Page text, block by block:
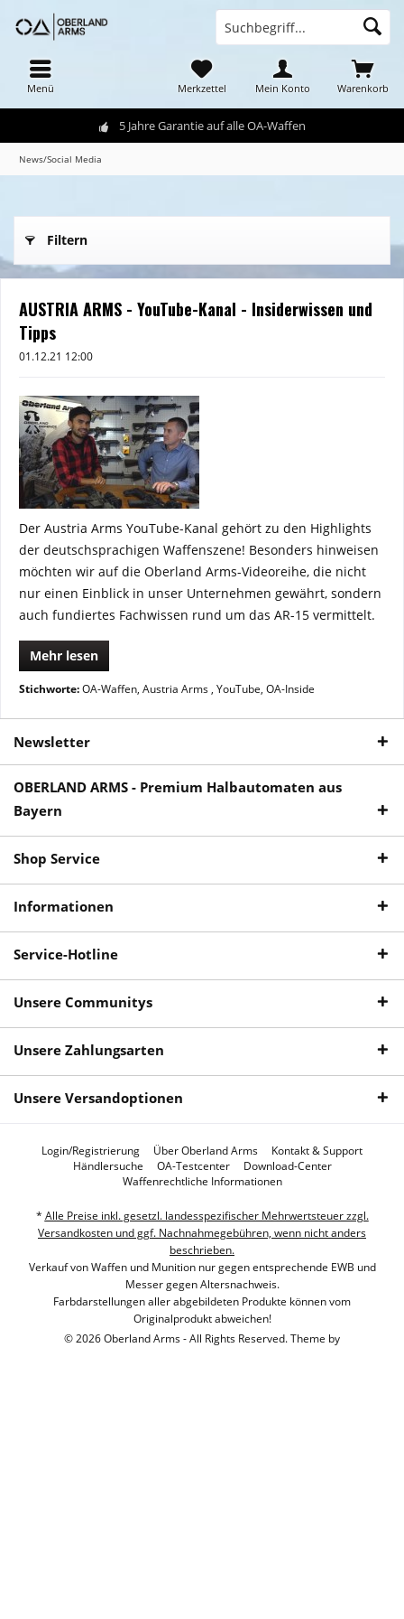
5 Jahre Garantie auf alle OA-Waffen
Menü Warenkorb
Merkzettel Mein Konto
News/Social Media
Filtern
AUSTRIA ARMS - YouTube-Kanal - Insiderwissen und
Tipps
01.12.21 12:00
Der Austria Arms YouTube-Kanal gehört zu den Highlights
der deutschsprachigen Waffenszene! Besonders hinweisen
möchten wir auf die Oberland Arms-Videoreihe, die nicht
nur einen Einblick in unser Unternehmen gewährt, sondern
auch fundiertes Fachwissen rund um das AR-15 vermittelt.
Mehr lesen
Stichworte:OA-Waffen, Austria Arms, YouTube, OA-Inside
Newsletter
OBERLAND ARMS - Premium Halbautomaten aus
Bayern
Shop Service
Informationen
Service-Hotline
Unsere Communitys
Unsere Zahlungsarten
Unsere Versandoptionen
Login/Registrierung Über Oberland Arms
Kontakt & Support
Händlersuche
OA-Testcenter
Download-Center
Waffenrechtliche Informationen
* Alle Preise inkl. gesetzl. landesspezifischer Mehrwertsteuer zzgl.
Versandkosten und ggf. Nachnahmegebühren, wenn nicht anders
beschrieben.
Verkauf von Waffen und Munition nur gegen entsprechende EWB und
Messer gegen Altersnachweis.
Farbdarstellungen aller abgebildeten Produkte können vom
Originalprodukt abweichen!
© 2026 Oberland Arms - All Rights Reserved. Theme by